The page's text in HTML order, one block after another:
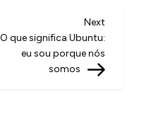
Next
Post
Next
O que significa Ubuntu:
eu sou porque nós
somos